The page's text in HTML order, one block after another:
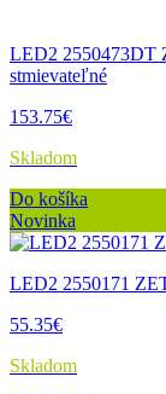
LED2 2550473DT
stmievateľné
153.75€
Skladom
Do košíka
Novinka
LED2 2550171
55.35€
Skladom